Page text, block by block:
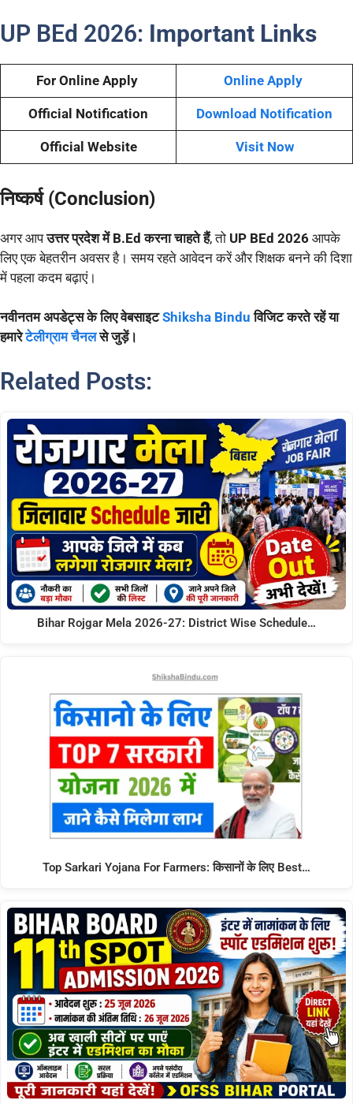
UP BEd 2026: Important Links
For Online Apply Online Apply
Official Notification Download Notification
Official Website Visit Now
निष्कर्ष (Conclusion)
अगर आपउत्तर प्रदेश में B.Ed करना चाहते हैं, तो UP BEd 2026 आपके
लिए एक बेहतरीन अवसर है। समय रहते आवेदन करें और शिक्षक बनने की दिशा
में पहला कदम बढ़ाएं।
नवीनतम अपडेट्स के लिए वेबसाइटShiksha Bindu विजिट करते रहें या
हमारेटेलीग्राम चैनल से जुड़ें।
Related Posts:
Bihar Rojgar Mela 2026-27: District Wise Schedule…
Top Sarkari Yojana For Farmers: किसानों के लिए Best…